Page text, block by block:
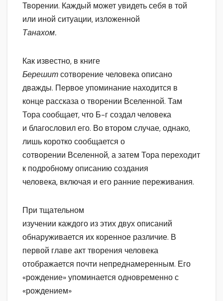
Творении. Каждый может увидеть себя в той
или иной ситуации, изложенной
Танахом.
Как известно, в книге
Берешитсотворение человека описано
дважды. Первое упоминание находится в
конце рассказа о творении Вселенной. Там
Тора сообщает, что Б-г создал человека
и благословил его. Во втором случае, однако,
лишь коротко сообщается о
сотворении Вселенной, а затем Тора переходит
к подробному описанию создания
человека, включая и его ранние переживания.
При тщательном
изучении каждого из этих двух описаний
обнаруживается их коренное различие. В
первой главе акт творения человека
отображается почти непреднамеренным. Его
«рождение» упоминается одновременно с
«рождением»